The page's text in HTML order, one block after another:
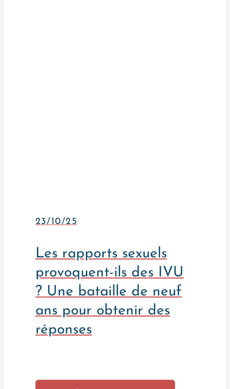
23/10/25
Les rapports sexuels
provoquent-ils des IVU
? Une bataille de neuf
ans pour obtenir des
réponses